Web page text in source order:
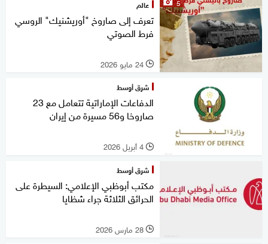
عالم
تعرف إلى صاروخ "أوريشنيك" الروسي
فرط الصوتي
l 24 مايو 2026
شرق أوسط
الدفاعات الإماراتية تتعامل مع 23
صاروخا و56 مسيرة من إيران
l 4 أبريل 2026
شرق أوسط
مكتب أبوظبي الإعلامي: السيطرة على
الحرائق الثلاثة جراء شظايا
l 28 مارس 2026